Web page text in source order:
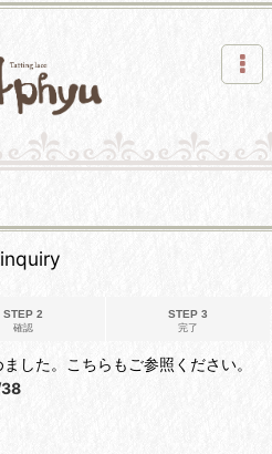
inquiry
STEP 2
確認
STEP 3
完了
した。こちらもご参照ください。